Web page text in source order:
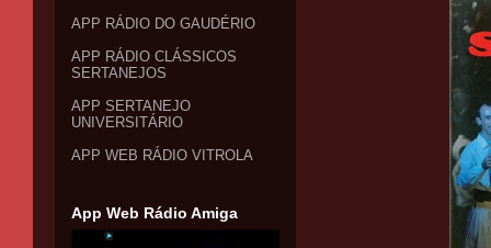
APP RÁDIO DO GAUDÉRIO
APP RÁDIO CLÁSSICOS
SERTANEJOS
APP SERTANEJO
UNIVERSITÁRIO
APP WEB RÁDIO VITROLA
App Web Rádio Amiga